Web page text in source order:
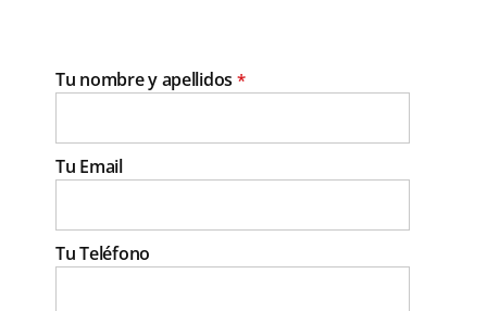
Tu nombre y apellidos *
Tu Email
Tu Teléfono